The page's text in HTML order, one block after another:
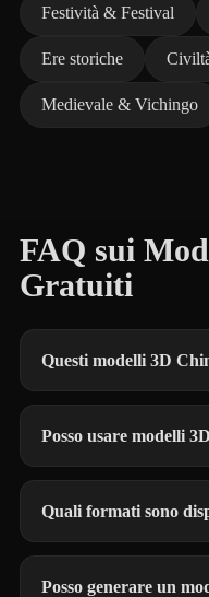
Festività & Festival
Ere storiche
Medievale & Vichingo
FAQ sui
Gratuiti
Questi modelli 3D
Posso usare modelli
Quali formati sono
Posso generare un